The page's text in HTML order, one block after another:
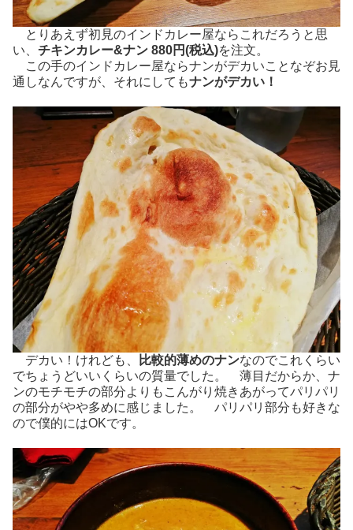
とりあえず初見のインドカレー屋ならこれだろうと思
い、 チキンカレー&ナン 880円(税込)を注文。
この手のインドカレー屋ならナンがデカいことなぞお見
通しなんですが、それにしてもナンがデカい！
デカい！けれども、 比較的薄めのナンなのでこれくらい
でちょうどいいくらいの質量でした。 薄目だからか、ナ
ンのモチモチの部分よりもこんがり焼きあがってパリパリ
の部分がやや多めに感じました。 パリパリ部分も好きな
ので僕的にはOKです。